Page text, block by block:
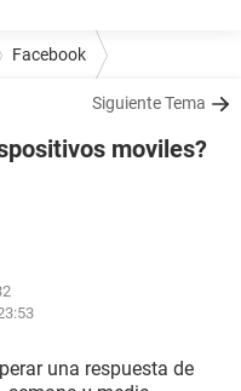
Facebook
Siguiente Tema
moviles?
una respuesta de